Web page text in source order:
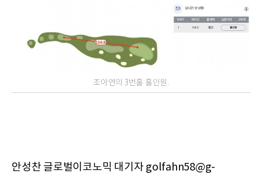
조아연의 3번홀 홀인원.
안성찬 글로벌이코노믹 대기자 golfahn58@g-